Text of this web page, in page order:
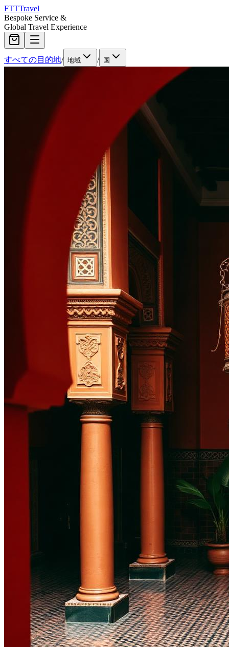
FTTTravel
Bespoke Service &
Global Travel Experience
すべての目的地/ 地域 / 国